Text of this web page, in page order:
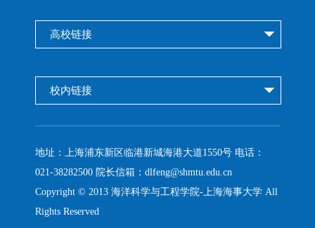
高校链接
校内链接
地址： 上海浦东新区临港新城海港大道1550号电话：
021-38282500 院长信箱：dlfeng@shmtu.edu.cn
Copyright © 2013 海洋科学与工程学院-上海海事大学 All
Rights Reserved